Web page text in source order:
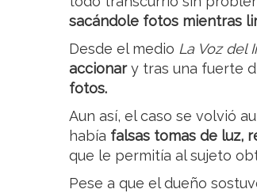
sacándole fotos mientras
Desde el medio La Voz del
accionary tras una fuerte
fotos.
Aun así, el caso se volvió
había falsas tomas de luz,
que le permitía al sujeto
Pese a que el dueño